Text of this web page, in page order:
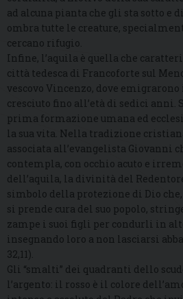
ad alcuna pianta che gli sta sotto e
ombra tutte le creature,
cercano rifugio.
Infine, l’aquila è quella che
città tedesca di Francoforte sul
vescovo Vincenzo, dove
cresciuto fino all’età di sedici anni.
prima formazione umana ed
la sua vita. Nella tradizione
associata all’evangelista Giovanni
contempla, con occhio acuto e
dell’aquila, la divinità del
simbolo della protezione di Dio
si prende cura del suo popolo,
zampe i suoi figli per condurli in
insegnando loro a non lasciarsi
32,11).
Gli “smalti” dei quadranti dello
l’argento: il rosso è il colore